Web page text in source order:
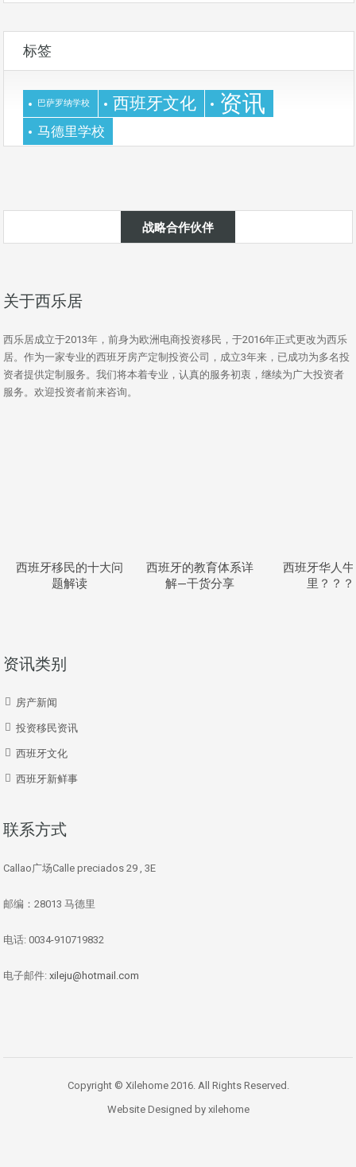
标签
巴萨罗纳学校 西班牙文化 资讯
马德里学校
战略合作伙伴
关于西乐居
西乐居成立于2013年，前身为欧洲电商投资移民，于2016年正式更改为西乐
居。作为一家专业的西班牙房产定制投资公司，成立3年来，已成功为多名投
资者提供定制服务。我们将本着专业，认真的服务初衷，继续为广大投资者
服务。欢迎投资者前来咨询。
西班牙移民的十大问
题解读
西班牙的教育体系详
解—干货分享
西班牙华人
里？？？
资讯类别
房产新闻
投资移民资讯
西班牙文化
西班牙新鲜事
联系方式
Callao广场Calle preciados 29 , 3E
邮编：28013 马德里
电话: 0034-910719832
电子邮件: xileju@hotmail.com
Copyright © Xilehome 2016. All Rights Reserved.
Website Designed by xilehome